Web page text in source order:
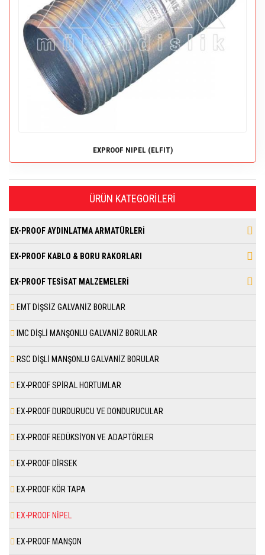
EXPROOF NIPEL (ELFIT)
ÜRÜN KATEGORILERI
EX-PROOF AYDINLATMA ARMATÜRLERİ
EX-PROOF KABLO & BORU RAKORLARI
EX-PROOF TESİSAT MALZEMELERİ
EMT DİŞSİZ GALVANİZ BORULAR
IMC DİŞLİ MANŞONLU GALVANİZ BORULAR
RSC DİŞLİ MANŞONLU GALVANİZ BORULAR
EX-PROOF SPİRAL HORTUMLAR
EX-PROOF DURDURUCU VE DONDURUCULAR
EX-PROOF REDÜKSİYON VE ADAPTÖRLER
EX-PROOF DİRSEK
EX-PROOF KÖR TAPA
EX-PROOF NİPEL
EX-PROOF MANŞON